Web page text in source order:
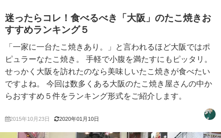
迷ったらコレ！食べるべき「大阪」のたこ焼きお
すすめランキング５
「一家に一台たこ焼きあり。」と言われるほど大阪ではポ
ピュラーなたこ焼き。 手軽で小腹を満たすにもピッタリ。
せっかく大阪を訪れたのなら美味しいたこ焼きが食べたい
ですよね。 今回は数多くある大阪のたこ焼き屋さんの中か
らおすすめ５件をランキング形式をご紹介します。
2015年10月23日 2020年01月10日